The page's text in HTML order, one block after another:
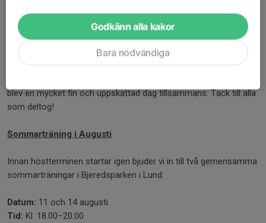
blev en mycket fin och uppskattad dag tillsammans. Tack till alla
som deltog!
Sommarträning i Augusti
Innan höstterminen startar igen bjuder vi in till två gemensamma
sommarträningar i Bjeredsparken i Lund:
Datum: 11 och 14 augusti
Tid: Kl. 18.00–20.00
Godkänn alla kakor
Bara nödvändiga